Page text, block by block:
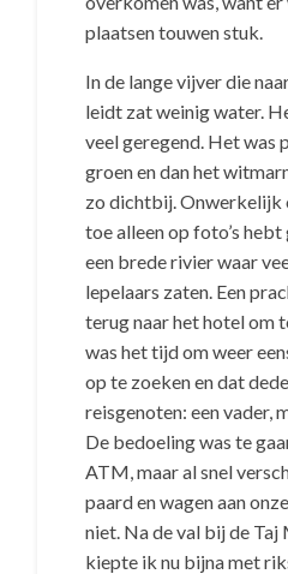
plaatsen touwen stuk.
In de lange vijver die
leidt zat weinig water.
veel geregend. Het was
groen en dan het
zo dichtbij. Onwerkelijk
toe alleen op foto’s
een brede rivier waar
lepelaars zaten. Een
terug naar het hotel om
was het tijd om weer
op te zoeken en dat
reisgenoten: een vader,
De bedoeling was te
ATM, maar al snel
paard en wagen aan
niet. Na de val bij de Taj
kiepte ik nu bijna met